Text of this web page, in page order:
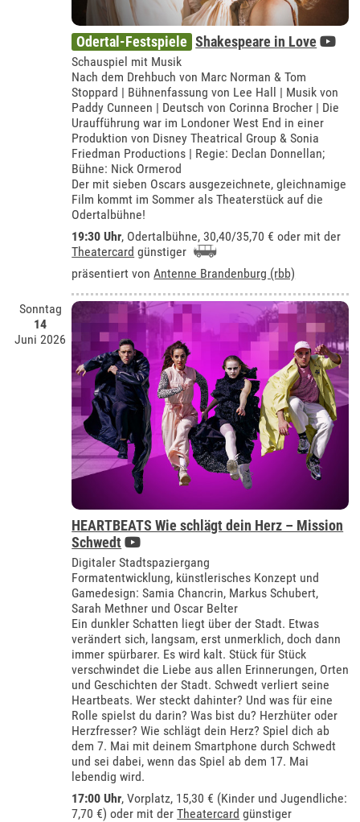
Odertal-Festspiele Shakespeare in Love
Schauspiel mit Musik
Nach dem Drehbuch von Marc Norman & Tom
Stoppard | Bühnenfassung von Lee Hall | Musik von
Paddy Cunneen | Deutsch von Corinna Brocher | Die
Uraufführung war im Londoner West End in einer
Produktion von Disney Theatrical Group & Sonia
Friedman Productions | Regie: Declan Donnellan;
Bühne: Nick Ormerod
Der mit sieben Oscars ausgezeichnete, gleichnamige
Film kommt im Sommer als Theaterstück auf die
Odertalbühne!
19:30 Uhr, Odertalbühne, 30,40/35,70 € oder mit der
Theatercard günstiger
präsentiert vonAntenne Brandenburg (rbb)
Sonntag
14
Juni 2026
HEARTBEATS Wie schlägt dein Herz – Mission
Schwedt
Digitaler Stadtspaziergang
Formatentwicklung, künstlerisches Konzept und
Gamedesign: Samia Chancrin, Markus Schubert,
Sarah Methner und Oscar Belter
Ein dunkler Schatten liegt über der Stadt. Etwas
verändert sich, langsam, erst unmerklich, doch dann
immer spürbarer. Es wird kalt. Stück für Stück
verschwindet die Liebe aus allen Erinnerungen, Orten
und Geschichten der Stadt. Schwedt verliert seine
Heartbeats. Wer steckt dahinter? Und was für eine
Rolle spielst du darin? Was bist du? Herzhüter oder
Herzfresser? Wie schlägt dein Herz? Spiel dich ab
dem 7. Mai mit deinem Smartphone durch Schwedt
und sei dabei, wenn das Spiel ab dem 17. Mai
lebendig wird.
17:00 Uhr, Vorplatz, 15,30 € (Kinder und Jugendliche:
7,70 €) oder mit derTheatercard günstiger